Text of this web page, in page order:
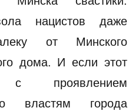
нацистов даже
от Минского
дома. И если этот
проявлением
властям города